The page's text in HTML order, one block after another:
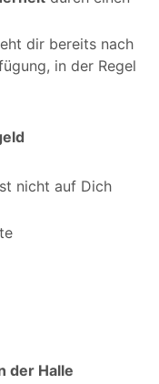
dir bereits nach
in der Regel
nicht auf Dich
der Halle